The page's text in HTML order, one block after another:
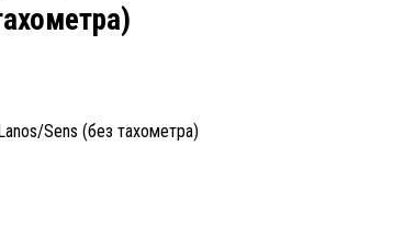
Sens (без тахометра)
и стрелок Lanos/Sens (без тахометра)